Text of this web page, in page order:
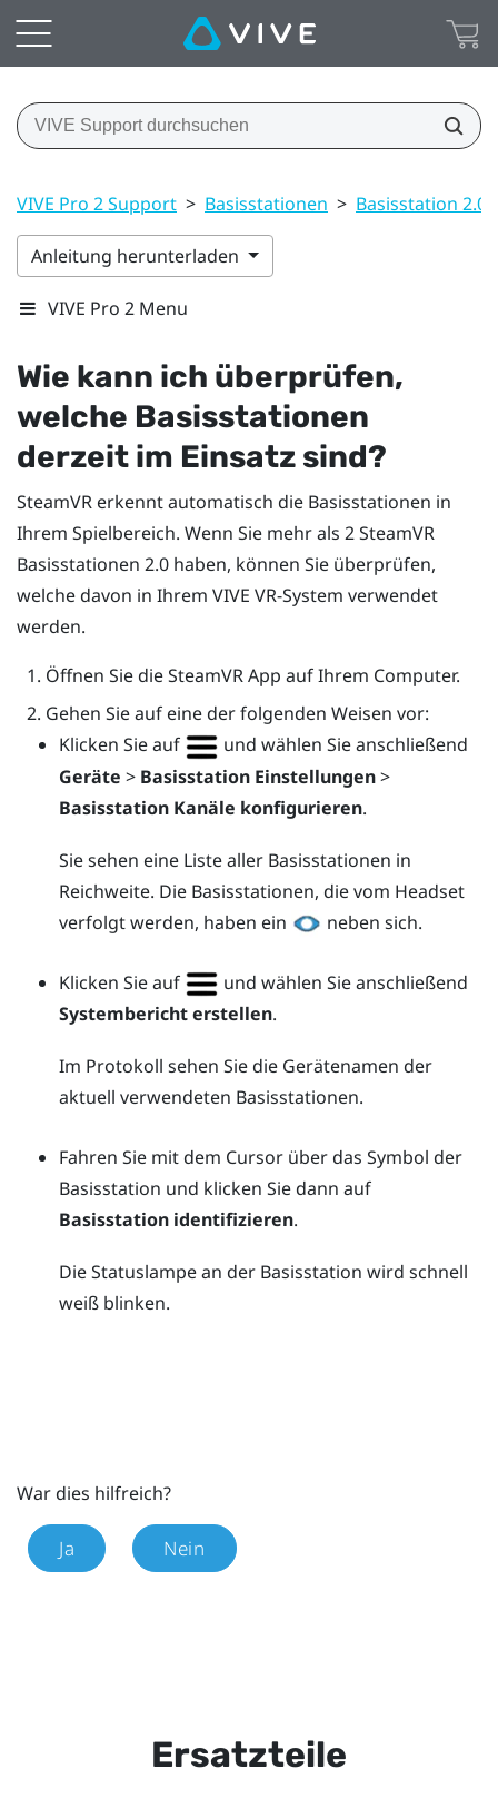
VIVE Pro 2 Support > Basisstationen > Basisstation 2.0
Anleitung herunterladen
VIVE Pro 2 Menu
Wie kann ich überprüfen,
welche Basisstationen
derzeit im Einsatz sind?
SteamVR erkennt automatisch die Basisstationen in
Ihrem Spielbereich. Wenn Sie mehr als 2SteamVR
Basisstationen 2.0 haben, können Sie überprüfen,
welche davon in Ihrem VIVE VR-System verwendet
werden.
Öffnen Sie dieSteamVRApp auf Ihrem Computer.
Gehen Sie auf eine der folgenden Weisen vor:
Klicken Sie auf
und wählen Sie anschließend
Geräte > Basisstation Einstellungen>
Basisstation Kanäle konfigurieren.
Sie sehen eine Liste aller Basisstationen in
Reichweite. Die Basisstationen, die vom Headset
verfolgt werden, haben ein
neben sich.
Klicken Sie auf
und wählen Sie anschließend
Systembericht erstellen.
Im Protokoll sehen Sie die Gerätenamen der
aktuell verwendeten Basisstationen.
Fahren Sie mit dem Cursor über das Symbol der
Basisstation und klicken Sie dann auf
Basisstation identifizieren.
Die Statuslampe an der Basisstation wird schnell
weiß blinken.
War dies hilfreich?
Ja Nein
Ersatzteile